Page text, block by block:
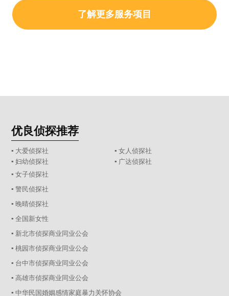
了解更多服务项目
优良侦探推荐
▪ 大爱侦探社
▪ 女人侦探社
▪ 妇幼侦探社
▪ 广达侦探社
▪ 女子侦探社
▪ 警民侦探社
▪ 晚晴侦探社
▪ 全国新女性
▪ 新北市侦探商业同业公会
▪ 桃园市侦探商业同业公会
▪ 台中市侦探商业同业公会
▪ 高雄市侦探商业同业公会
▪ 中华民国婚姻感情家庭暴力关怀协会